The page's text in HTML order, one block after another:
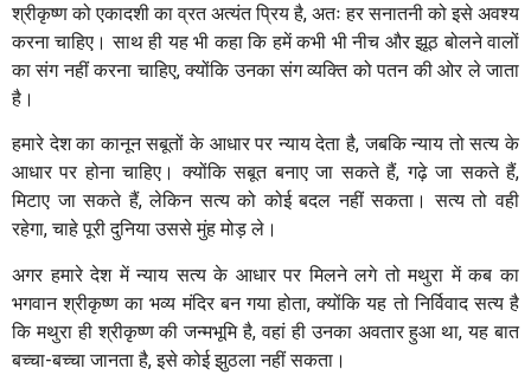
श्रीकृष्ण को एकादशी का व्रत अत्यंत प्रिय है, अतः हर सनातनी को इसे अवश्य
करना चाहिए। साथ ही यह भी कहा कि हमें कभी भी नीच और झूठ बोलने वालों
का संग नहीं करना चाहिए, क्योंकि उनका संग व्यक्ति को पतन की ओर ले जाता
है।
हमारे देश का कानून सबूतों के आधार पर न्याय देता है, जबकि न्याय तो सत्य के
आधार पर होना चाहिए। क्योंकि सबूत बनाए जा सकते हैं, गढ़े जा सकते हैं,
मिटाए जा सकते हैं, लेकिन सत्य को कोई बदल नहीं सकता। सत्य तो वही
रहेगा, चाहे पूरी दुनिया उससे मुंह मोड़ ले।
अगर हमारे देश में न्याय सत्य के आधार पर मिलने लगे तो मथुरा में कब का
भगवान श्रीकृष्ण का भव्य मंदिर बन गया होता, क्योंकि यह तो निर्विवाद सत्य है
कि मथुरा ही श्रीकृष्ण की जन्मभूमि है, वहां ही उनका अवतार हुआ था, यह बात
बच्चा-बच्चा जानता है, इसे कोई झुठला नहीं सकता।